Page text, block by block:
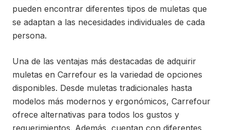
pueden encontrar diferentes tipos de muletas que
se adaptan a las necesidades individuales de cada
persona.
Una de las ventajas más destacadas de adquirir
muletas en Carrefour es la variedad de opciones
disponibles. Desde muletas tradicionales hasta
modelos más modernos y ergonómicos, Carrefour
ofrece alternativas para todos los gustos y
requerimientos. Además, cuentan con diferentes